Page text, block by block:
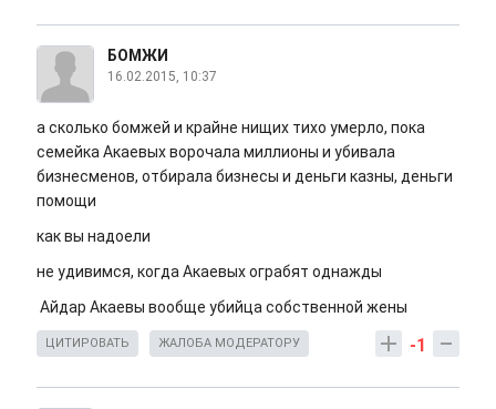
БОМЖИ
16.02.2015, 10:37
а сколько бомжей и крайне нищих тихо умерло, пока
семейка Акаевых ворочала миллионы и убивала
бизнесменов, отбирала бизнесы и деньги казны, деньги
помощи
как вы надоели
не удивимся, когда Акаевых ограбят однажды
Айдар Акаевы вообще убийца собственной жены
-1
ЦИТИРОВАТЬ ЖАЛОБА МОДЕРАТОРУ